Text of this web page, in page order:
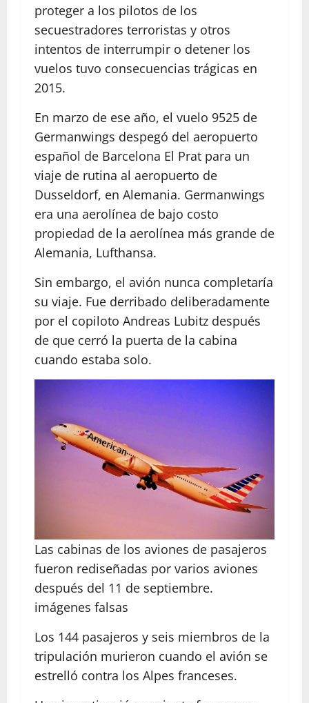
proteger a los pilotos de los
secuestradores terroristas y otros
intentos de interrumpir o detener los
vuelos tuvo consecuencias trágicas en
2015.
En marzo de ese año, el vuelo 9525 de
Germanwings despegó del aeropuerto
español de Barcelona El Prat para un
viaje de rutina al aeropuerto de
Dusseldorf, en Alemania. Germanwings
era una aerolínea de bajo costo
propiedad de la aerolínea más grande de
Alemania, Lufthansa.
Sin embargo, el avión nunca completaría
su viaje. Fue derribado deliberadamente
por el copiloto Andreas Lubitz después
de que cerró la puerta de la cabina
cuando estaba solo.
Las cabinas de los aviones de pasajeros
fueron rediseñadas por varios aviones
después del 11 de septiembre.
imágenes falsas
Los 144 pasajeros y seis miembros de la
tripulación murieron cuando el avión se
estrelló contra los Alpes franceses.